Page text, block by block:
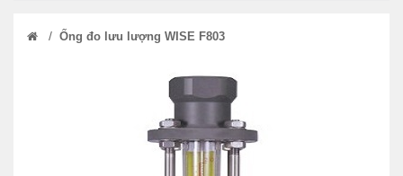
/ Ống đo lưu lượng WISE F803